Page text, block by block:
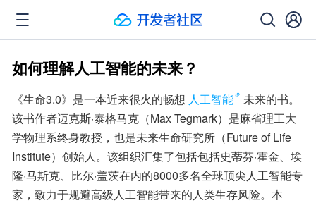
如何理解人工智能的未来？
《生命3.0》是一本近来很火的畅想 人工智能
未来的书。
该书作者迈克斯·泰格马克（Max Tegmark）是麻省理工大
学物理系终身教授，也是未来生命研究所（Future of Life
Institute）创始人。该组织汇集了包括包括史蒂芬·霍金、埃
隆·马斯克、比尔·盖茨在内的8000多名全球顶尖人工智能专
家，致力于规避高级人工智能带来的人类生存风险。本